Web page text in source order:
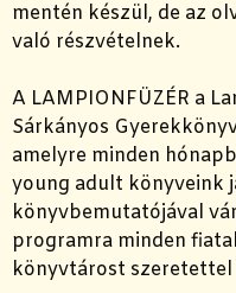
mentén készül, de az
való részvételnek.
A LAMPIONFÜZÉR a
Sárkányos
amelyre minden
young adult könyveink
könyvbemutatójával
programra minden
könyvtárost szeretettel